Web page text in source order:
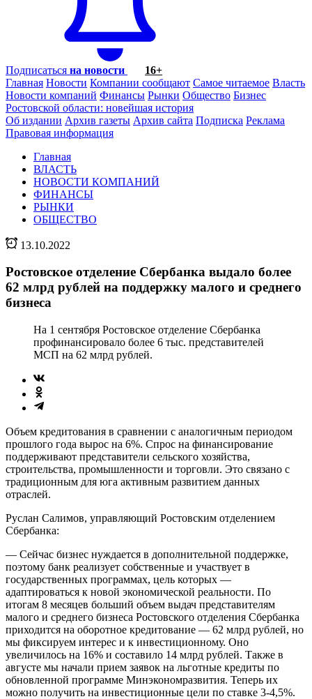
Подписаться на новости
16+
Главная Новости Компании сообщают Самое читаемое Власть
Новости компаний Финансы Рынки Общество Бизнес
Ростовской области: новейшая история
Об издании Архив газеты Архив сайта Подписка Реклама
Правовая информация
Главная
ВЛАСТЬ
НОВОСТИ КОМПАНИЙ
ФИНАНСЫ
РЫНКИ
ОБЩЕСТВО
13.10.2022
Ростовское отделение Сбербанка выдало более
62 млрд рублей на поддержку малого и среднего
бизнеса
На 1 сентября Ростовское отделение Сбербанка
профинансировало более 6 тыс. представителей
МСП на 62 млрд рублей.
Объем кредитования в сравнении с аналогичным периодом
прошлого года вырос на 6%. Спрос на финансирование
поддерживают представители сельского хозяйства,
строительства, промышленности и торговли. Это связано с
традиционным для юга активным развитием данных
отраслей.
Руслан Салимов, управляющий Ростовским отделением
Сбербанка:
— Сейчас бизнес нуждается в дополнительной поддержке,
поэтому банк реализует собственные и участвует в
государственных программах, цель которых —
адаптироваться к новой экономической реальности. По
итогам 8 месяцев больший объем выдач представителям
малого и среднего бизнеса Ростовского отделения Сбербанка
приходится на оборотное кредитование — 62 млрд рублей, но
мы фиксируем интерес и к инвестиционному. Оно
увеличилось на 16% и составило 14 млрд рублей. Также в
августе мы начали прием заявок на льготные кредиты по
обновленной программе Минэкономразвития. Теперь их
можно получить на инвестиционные цели по ставке 3-4,5%.